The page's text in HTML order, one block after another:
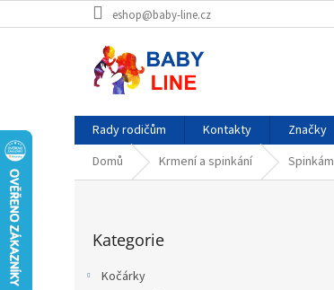
na
eshop@baby-line.cz
Rady rodičům Kontakty
Značky
Domů
Krmení a spinkání
kategorie
Kategorie
Kočárky